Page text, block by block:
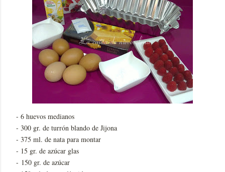
- 6 huevos medianos
- 300 gr. de turrón blando de Jijona
- 375 ml. de nata para montar
- 15 gr. de azúcar glas
- 150 gr. de azúcar